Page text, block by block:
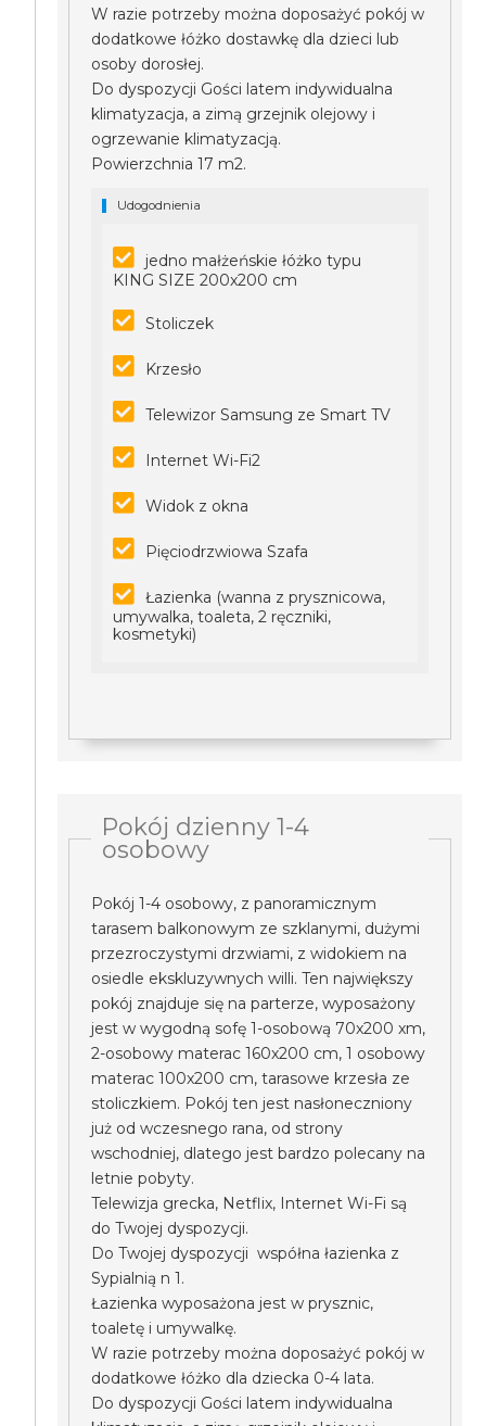
W razie potrzeby można doposażyć pokój w
dodatkowe łóżko dostawkę dla dzieci lub
osoby dorosłej.
Do dyspozycji Gości latem indywidualna
klimatyzacja, a zimą grzejnik olejowy i
ogrzewanie klimatyzacją.
Powierzchnia 17 m2.
Udogodnienia
jedno małżeńskie łóżko typu
KING SIZE 200x200 cm
Stoliczek
Krzesło
Telewizor Samsung ze Smart TV
Internet Wi-Fi2
Widok z okna
Pięciodrzwiowa Szafa
Łazienka (wanna z prysznicowa,
umywalka, toaleta, 2 ręczniki,
kosmetyki)
Pokój dzienny 1-4
osobowy
Pokój 1-4 osobowy, z panoramicznym
tarasem balkonowym ze szklanymi, dużymi
przezroczystymi drzwiami, z widokiem na
osiedle ekskluzywnych willi. Ten największy
pokój znajduje się na parterze, wyposażony
jest w wygodną sofę 1-osobową 70x200 xm,
2-osobowy materac 160x200 cm, 1 osobowy
materac 100x200 cm, tarasowe krzesła ze
stoliczkiem. Pokój ten jest nasłoneczniony
już od wczesnego rana, od strony
wschodniej, dlatego jest bardzo polecany na
letnie pobyty.
Telewizja grecka, Netflix, Internet Wi-Fi są
do Twojej dyspozycji.
Do Twojej dyspozycji współna łazienka z
Sypialnią n 1.
Łazienka wyposażona jest w prysznic,
toaletę i umywalkę.
W razie potrzeby można doposażyć pokój w
dodatkowe łóżko dla dziecka 0-4 lata.
Do dyspozycji Gości latem indywidualna